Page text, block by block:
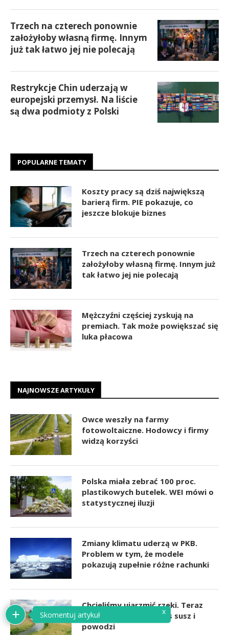
Trzech na czterech ponownie
założyłoby własną firmę. Innym
już tak łatwo jej nie polecają
Restrykcje Chin uderzają w
europejski przemysł. Na liście
są dwa podmioty z Polski
POPULARNE TEMATY
Koszty pracy są dziś największą
barierą firm. PIE pokazuje, co
jeszcze blokuje biznes
Trzech na czterech ponownie
założyłoby własną firmę. Innym już
tak łatwo jej nie polecają
Mężczyźni częściej zyskują na
premiach. Tak może powiększać się
luka płacowa
NAJNOWSZE ARTYKUŁY
Owce weszły na farmy
fotowoltaiczne. Hodowcy i firmy
widzą korzyści
Polska miała zebrać 100 proc.
plastikowych butelek. WEI mówi o
statystycznej iluzji
Zmiany klimatu uderzą w PKB.
Problem w tym, że modele
pokazują zupełnie różne rachunki
Chcieliśmy ujarzmić rzeki. Teraz
skutki wracają podczas susz i
powodzi